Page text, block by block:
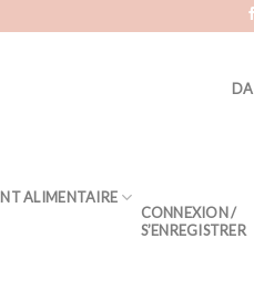
DA
ALIMENTAIRE
CONNEXION /
S’ENREGISTRER